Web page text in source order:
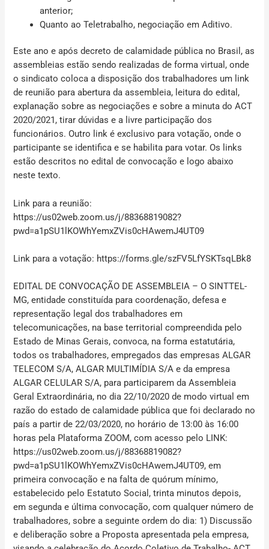
anterior;
Quanto ao Teletrabalho, negociação em Aditivo.
Este ano e após decreto de calamidade pública no Brasil, as
assembleias estão sendo realizadas de forma virtual, onde
o sindicato coloca a disposição dos trabalhadores um link
de reunião para abertura da assembleia, leitura do edital,
explanação sobre as negociações e sobre a minuta do ACT
2020/2021, tirar dúvidas e a livre participação dos
funcionários. Outro link é exclusivo para votação, onde o
participante se identifica e se habilita para votar. Os links
estão descritos no edital de convocação e logo abaixo
neste texto.
Link para a reunião:
https://us02web.zoom.us/j/88368819082?
pwd=a1pSU1lKOWhYemxZVis0cHAwemJ4UT09
Link para a votação: https://forms.gle/szFV5LfYSKTsqLBk8
EDITAL DE CONVOCAÇÃO DE ASSEMBLEIA – O SINTTEL-
MG, entidade constituída para coordenação, defesa e
representação legal dos trabalhadores em
telecomunicações, na base territorial compreendida pelo
Estado de Minas Gerais, convoca, na forma estatutária,
todos os trabalhadores, empregados das empresas ALGAR
TELECOM S/A, ALGAR MULTIMÍDIA S/A e da empresa
ALGAR CELULAR S/A, para participarem da Assembleia
Geral Extraordinária, no dia22/10/2020 de modo virtual em
razão do estado de calamidade pública que foi declarado no
país a partir de 22/03/2020, no horário de 13:00 às 16:00
horas pela Plataforma ZOOM, com acesso pelo LINK:
https://us02web.zoom.us/j/88368819082?
pwd=a1pSU1lKOWhYemxZVis0cHAwemJ4UT09, em
primeira convocação e na falta de quórum mínimo,
estabelecido pelo Estatuto Social, trinta minutos depois,
em segunda e última convocação, com qualquer número de
trabalhadores, sobre a seguinte ordem do dia: 1) Discussão
e deliberação sobre a Proposta apresentada pela empresa,